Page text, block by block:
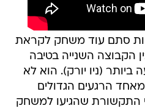
סתם עוד משחק לקראת
הקבוצה השנייה בטיבה
ביותר (ניו יורק). הוא לא
מאחד הרגעים הגדולים
התקשורת שהגיעו למשחק